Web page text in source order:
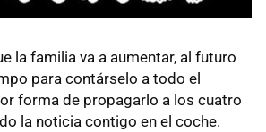
la familia va a aumentar, al futuro
para contárselo a todo el
forma de propagarlo a los cuatro
la noticia contigo en el coche.